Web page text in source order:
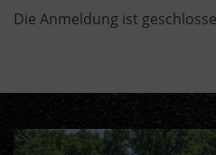
Die Anmeldung ist